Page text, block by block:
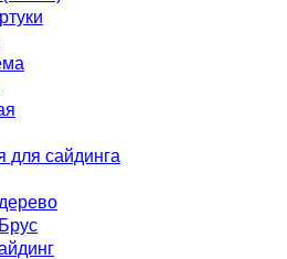
для сайдинга